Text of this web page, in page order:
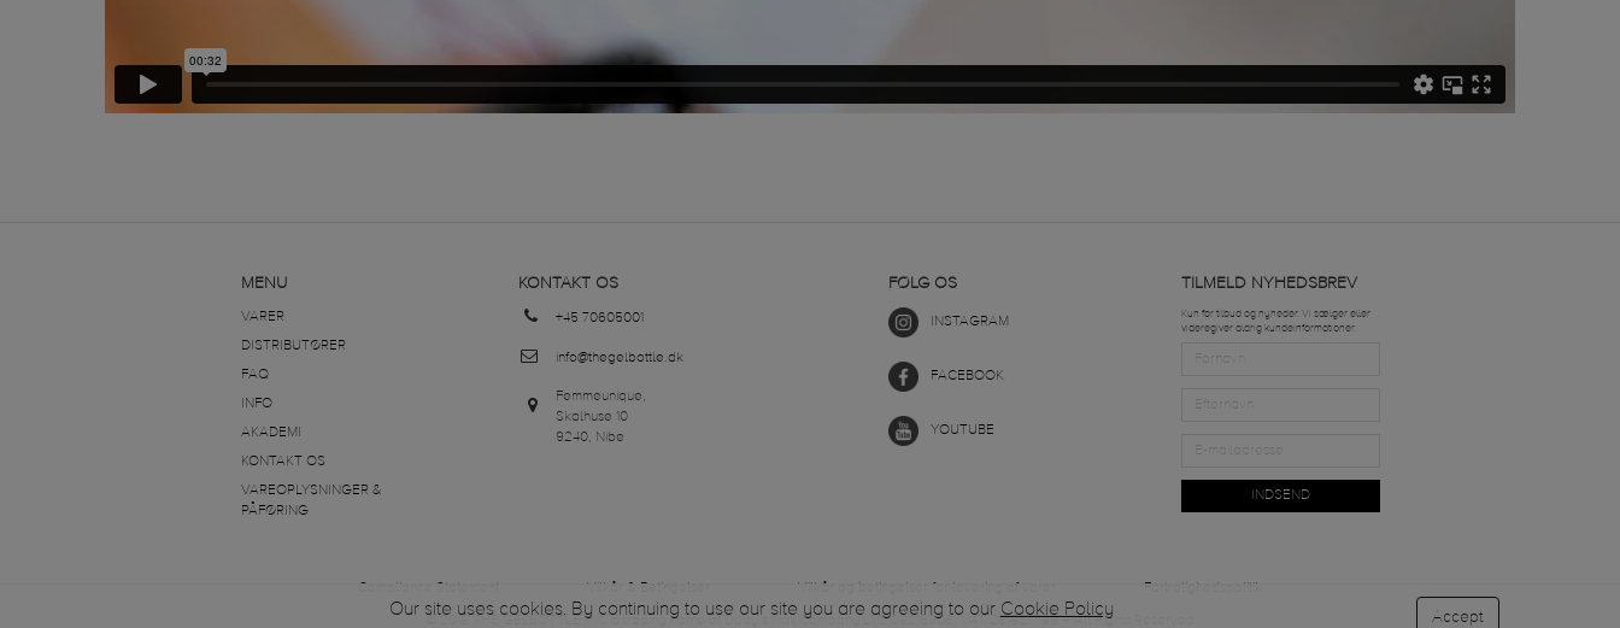
MENU
VARER
DISTRIBUTØRER
FAQ
INFO
AKADEMI
KONTAKT OS
VAREOPLYSNINGER &
PÅFØRING
KONTAKT OS
+45 70605001
info@thegelbottle.dk
Femmeunique,
Skalhuse 10
9240, Nibe
FØLG OS
INSTAGRAM
FACEBOOK
YOUTUBE
TILMELD NYHEDSBREV
Kun for tilbud og nyheder. Vi sælger eller
videregiver aldrig kundeinformationer.
INDSEND
Compliance Statement Vilkår & Betingelser Vilkår og betingelser for levering af varer Fortrolighedspolitik
© 2018 THE GELBOTTLE INC a trading name of Daisy’s Nail Company LTD 08216906. VAT 261827789 – All Rights Reserved
Our site uses cookies. By continuing to use our site you are agreeing to our Cookie Policy Accept